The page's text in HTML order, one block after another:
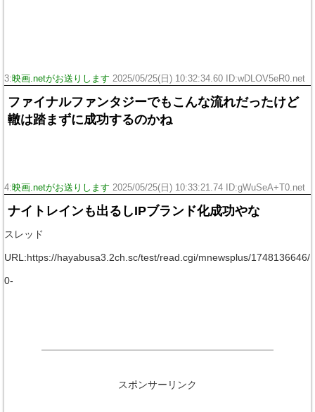
3:映画.netがお送りします 2025/05/25(日) 10:32:34.60 ID:wDLOV5eR0.net
ファイナルファンタジーでもこんな流れだったけど
轍は踏まずに成功するのかね
4:映画.netがお送りします 2025/05/25(日) 10:33:21.74 ID:gWuSeA+T0.net
ナイトレインも出るしIPブランド化成功やな
スレッド
URL:https://hayabusa3.2ch.sc/test/read.cgi/mnewsplus/1748136646/
0-
スポンサーリンク